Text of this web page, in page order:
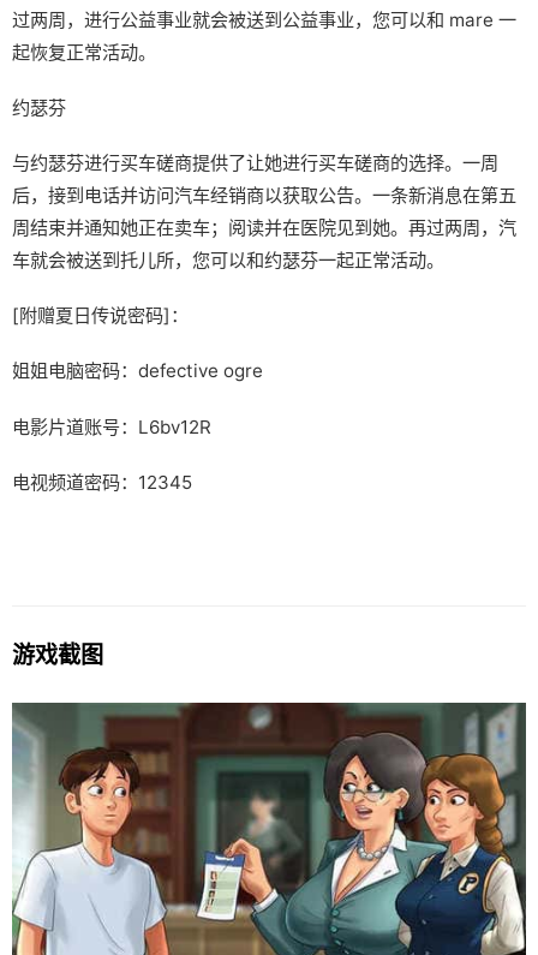
过两周，进行公益事业就会被送到公益事业，您可以和 mare 一
起恢复正常活动。
约瑟芬
与约瑟芬进行买车磋商提供了让她进行买车磋商的选择。一周
后，接到电话并访问汽车经销商以获取公告。一条新消息在第五
周结束并通知她正在卖车；阅读并在医院见到她。再过两周，汽
车就会被送到托儿所，您可以和约瑟芬一起正常活动。
[附赠夏日传说密码]：
姐姐电脑密码：defective ogre
电影片道账号：L6bv12R
电视频道密码：12345
游戏截图